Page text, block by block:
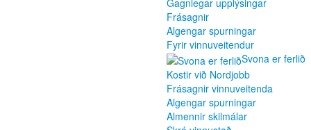
Gagnlegar upplýsingar
Frásagnir
Algengar spurningar
Fyrir vinnuveitendur
Svona er ferlið
Kostir við Nordjobb
Frásagnir vinnuveitenda
Algengar spurningar
Almennir skilmálar